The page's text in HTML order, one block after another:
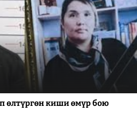
өлтүргөн киши өмүр бою